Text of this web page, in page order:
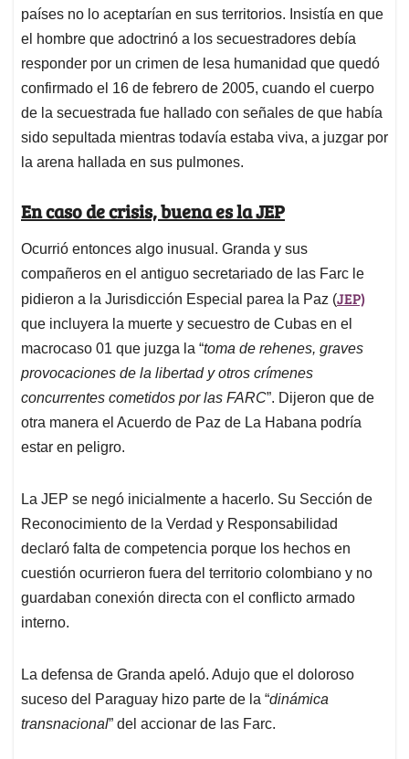
países no lo aceptarían en sus territorios. Insistía en que
el hombre que adoctrinó a los secuestradores debía
responder por un crimen de lesa humanidad que quedó
confirmado el 16 de febrero de 2005, cuando el cuerpo
de la secuestrada fue hallado con señales de que había
sido sepultada mientras todavía estaba viva, a juzgar por
la arena hallada en sus pulmones.
En caso de crisis, buena es la JEP
Ocurrió entonces algo inusual. Granda y sus
compañeros en el antiguo secretariado de las Farc le
pidieron a la Jurisdicción Especial parea la Paz (JEP)
que incluyera la muerte y secuestro de Cubas en el
macrocaso 01 que juzga la “toma de rehenes, graves
provocaciones de la libertad y otros crímenes
concurrentes cometidos por las FARC”. Dijeron que de
otra manera el Acuerdo de Paz de La Habana podría
estar en peligro.
La JEP se negó inicialmente a hacerlo. Su Sección de
Reconocimiento de la Verdad y Responsabilidad
declaró falta de competencia porque los hechos en
cuestión ocurrieron fuera del territorio colombiano y no
guardaban conexión directa con el conflicto armado
interno.
La defensa de Granda apeló. Adujo que el doloroso
suceso del Paraguay hizo parte de la “dinámica
transnacional” del accionar de las Farc.